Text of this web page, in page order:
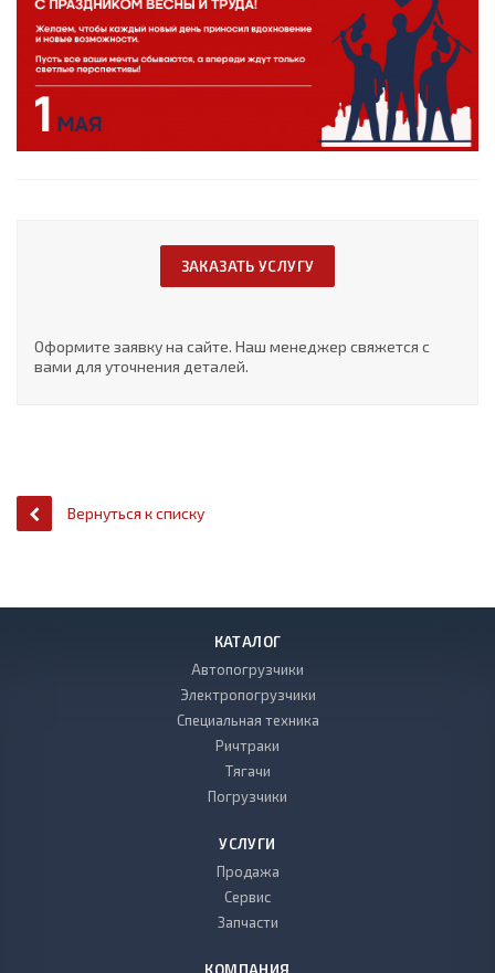
ЗАКАЗАТЬ УСЛУГУ
Оформите заявку на сайте. Наш менеджер свяжется с
вами для уточнения деталей.
Вернуться к списку
КАТАЛОГ
Автопогрузчики
Электропогрузчики
Специальная техника
Ричтраки
Тягачи
Погрузчики
УСЛУГИ
Продажа
Сервис
Запчасти
КОМПАНИЯ